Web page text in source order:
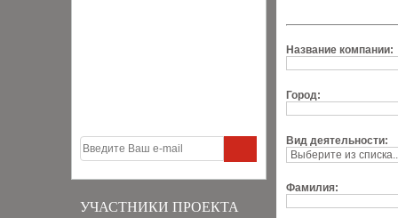
УЧАСТНИКИ ПРОЕКТА
Название компании:
Город:
Вид деятельности:
Фамилия: